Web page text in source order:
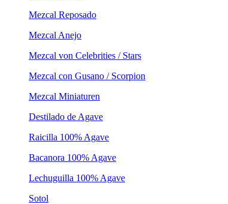
Mezcal Reposado
Mezcal Anejo
Mezcal von Celebrities / Stars
Mezcal con Gusano / Scorpion
Mezcal Miniaturen
Destilado de Agave
Raicilla 100% Agave
Bacanora 100% Agave
Lechuguilla 100% Agave
Sotol